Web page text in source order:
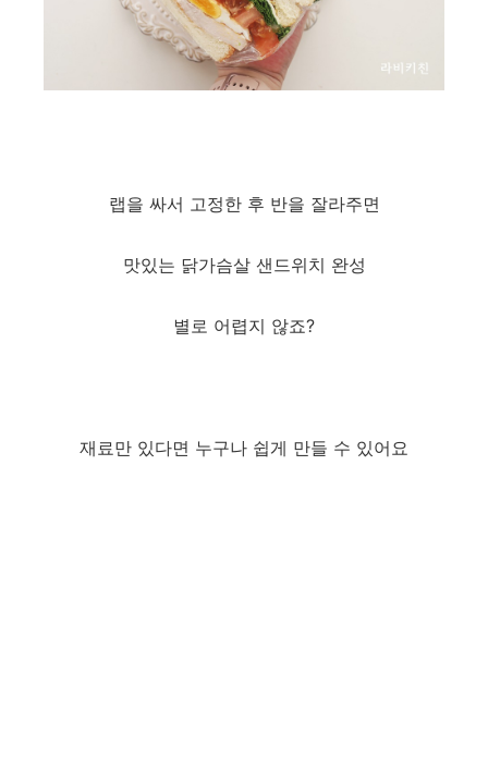
랩을 싸서 고정한 후 반을 잘라주면
맛있는 닭가슴살 샌드위치 완성
별로 어렵지 않죠?
​재료만 있다면 누구나 쉽게 만들 수 있어요